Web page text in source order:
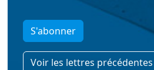
S'abonner
Voir les lettres précédentes